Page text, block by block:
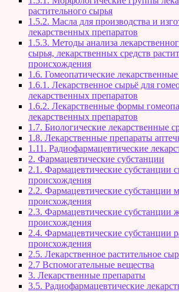
растительного сырья
1.5.2. Масла для производства и
лекарственных препаратов
1.5.3. Методы анализа
сырья, лекарственных средств
происхождения
1.6. Гомеопатические лекарственные
1.6.1. Лекарственное сырьё для
лекарственных препаратов
1.6.2. Лекарственные формы
лекарственных препаратов
1.7. Биологические лекарственные
1.8. Лекарственные препараты
1.11. Радиофармацевтические
2. Фармацевтические субстанции
2.1. Фармацевтические субстанции
происхождения
2.2. Фармацевтические субстанции
происхождения
2.3. Фармацевтические субстанции
происхождения
2.4. Фармацевтические субстанции
происхождения
2.5. Лекарственное растительное
2.7 Вспомогательные вещества
3. Лекарственные препараты
3.5. Радиофармацевтические